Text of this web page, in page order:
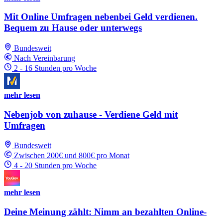
Mit Online Umfragen nebenbei Geld verdienen.
Bequem zu Hause oder unterwegs
Bundesweit
Nach Vereinbarung
2 - 16 Stunden pro Woche
mehr lesen
Nebenjob von zuhause - Verdiene Geld mit
Umfragen
Bundesweit
Zwischen 200€ und 800€ pro Monat
4 - 20 Stunden pro Woche
mehr lesen
Deine Meinung zählt: Nimm an bezahlten Online-